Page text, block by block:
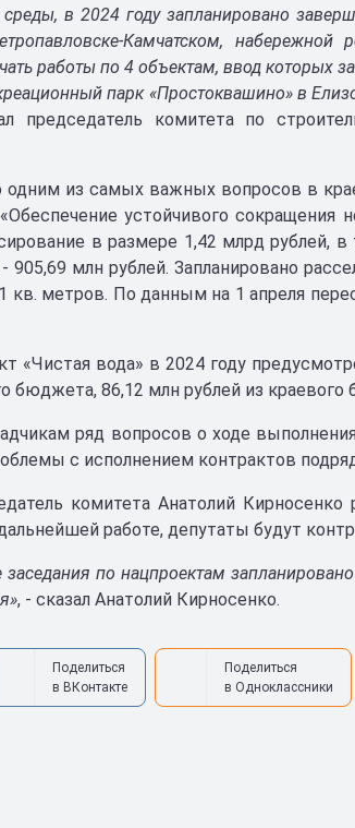
в 2024 году запланировано
Камчатском,
работы по 4 объектам, ввод которых
парк «Простоквашино» в
председатель комитета по
из самых важных вопросов в
устойчивого
в размере 1,42 млрд рублей,
млн рублей. Запланировано
кв. метров. По данным на 1 апреля
«Чистая вода» в 2024 году
бюджета, 86,12 млн рублей из
ряд вопросов о ходе
с исполнением контрактов
комитета Анатолий
работе, депутаты будут
по нацпроектам
, - сказал Анатолий Кирносенко.
Поделиться
в ВКонтакте
Поделиться
в Одноклассники